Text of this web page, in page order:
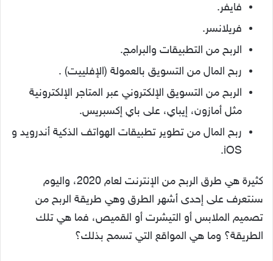
فايفر.
فريلانسر.
الربح من التطبيقات والبرامج.
ربح المال من التسويق بالعمولة (الإفلييت) .
الربح من التسويق الإلكتروني عبر المتاجر الإلكترونية
مثل أمازون، إيباي، على باي إكسبريس.
ربح المال من تطوير تطبيقات الهواتف الذكية أندرويد و
iOS.
كثيرة هي طرق الربح من الإنترنت لعام 2020، واليوم
سنتعرف على إحدى أشهر الطرق وهي طريقة الربح من
تصميم الملابس أو التيشرت أو القميص، فما هي تلك
الطريقة؟ وما هي المواقع التي تسمح بذلك؟